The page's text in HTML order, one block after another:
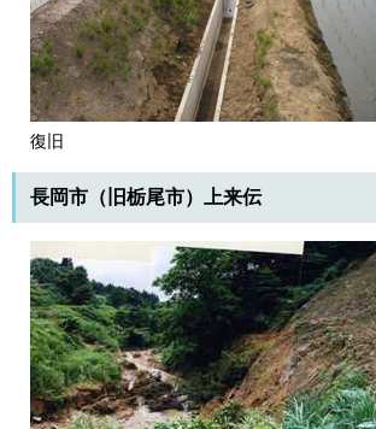
復旧
長岡市（旧栃尾市）上来伝